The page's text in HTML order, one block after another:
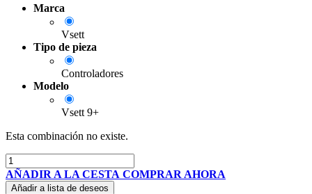
Marca
Vsett
Tipo de pieza
Controladores
Modelo
Vsett 9+
Esta combinación no existe.
AÑADIR A LA CESTA COMPRAR AHORA
Añadir a lista de deseos